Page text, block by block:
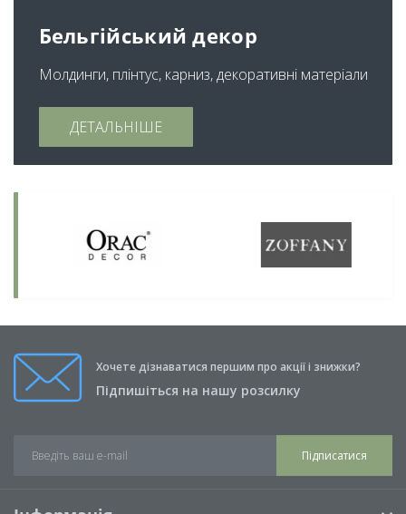
Бельгійський декор
Молдинги, плінтус, карниз, декоративні матеріали
ДЕТАЛЬНІШЕ
Хочете дізнаватися першим про акції і знижки?
Підпишіться на нашу розсилку
Підписатися